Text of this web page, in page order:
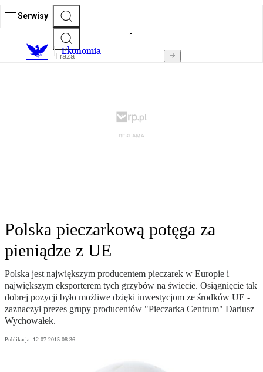
Serwisy
Ekonomia
Polska pieczarkową potęga za
pieniądze z UE
Polska jest największym producentem pieczarek w Europie i
największym eksporterem tych grzybów na świecie. Osiągnięcie tak
dobrej pozycji było możliwe dzięki inwestycjom ze środków UE -
zaznaczył prezes grupy producentów "Pieczarka Centrum" Dariusz
Wychowałek.
Publikacja: 12.07.2015 08:36